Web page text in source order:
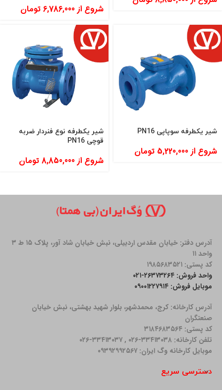
شروع از 6,786,000 تومان
شیر یکطرفه سوپاپی PN16
شروع از5,220,000 تومان
شیر یکطرفه نوع فنردار ضربه
قوچی PN16
شروع از8,850,000 تومان
آدرس دفتر: خیابان مقدس اردبیلی، نبش خیابان شاد آور، پلاک ۱۵ ط ۳
واحد ۱۱
کد پستی: ۱۹۸۵۶۸۳۵۲۱
واحد فروش: ۲۶۳۷۳۲۶۴-۰۲۱
موبایل فروش: ۰۹۰۰۱۲۲۷۹۱۴
آدرس کارخانه: كرج، محمدشهر، بلوار شهید بهشتی، نبش خیابان
صنعتگران
کد پستی: ۳۱۸۴۶۸۳۵۶۴
تلفن کارخانه: ۳۳۴۱۳۰۳۸-۰۲۶ , ۳۳۴۱۳۰۳۷-۰۲۶
موبایل کارخانه وگ ایران: ۰۹۳۹۲۹۹۲۵۶۷
دسترسی سریع